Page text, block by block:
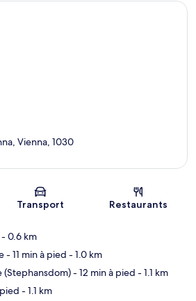
Carte
Vienna, 1030
Transport Restaurants
- 0.6 km
- 11 min à pied - 1.0 km
(Stephansdom)- 12 min à pied - 1.1 km
- 1.1 km